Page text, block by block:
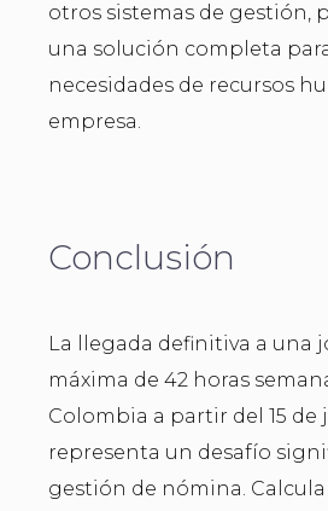
otros sistemas de gestión,
una solución completa
necesidades de recursos
empresa.
Conclusión
La llegada definitiva a una
máxima de 42 horas
Colombia a partir del 15 de
representa un desafío
gestión de nómina.